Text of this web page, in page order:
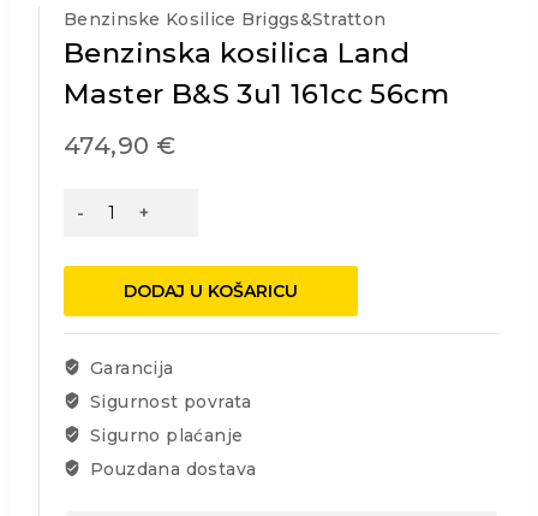
Benzinske Kosilice Briggs&Stratton
Benzinska kosilica Land
Master B&S 3u1 161cc 56cm
474,90 €
Benzinska
Master
3u1
161cc
količina
DODAJ U KOŠARICU
Garancija
Sigurnost povrata
Sigurno plaćanje
Pouzdana dostava